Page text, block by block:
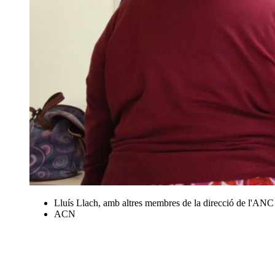
Lluís Llach, amb altres membres de la direcció de
ACN